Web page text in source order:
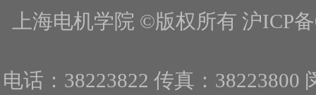
上海电机学院 ©版权所有 沪ICP
电话：38223822 传真：